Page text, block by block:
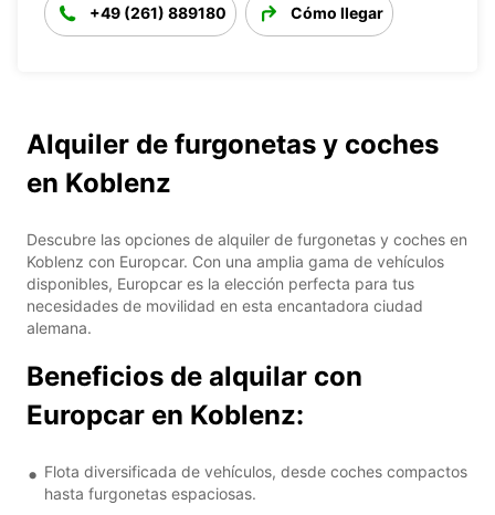
+49 (261) 889180 Cómo llegar
Alquiler de furgonetas y coches
en Koblenz
Descubre las opciones de alquiler de furgonetas y coches en
Koblenz con Europcar. Con una amplia gama de vehículos
disponibles, Europcar es la elección perfecta para tus
necesidades de movilidad en esta encantadora ciudad
alemana.
Beneficios de alquilar con
Europcar en Koblenz:
Flota diversificada de vehículos, desde coches compactos
hasta furgonetas espaciosas.